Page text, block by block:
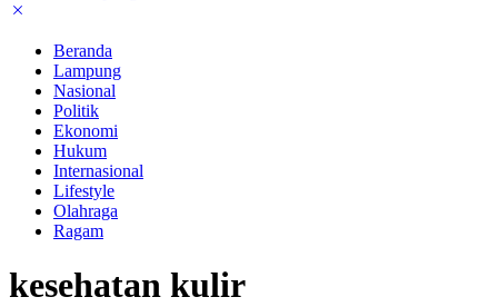
Beranda
Lampung
Nasional
Politik
Ekonomi
Hukum
Internasional
Lifestyle
Olahraga
Ragam
kesehatan kulir